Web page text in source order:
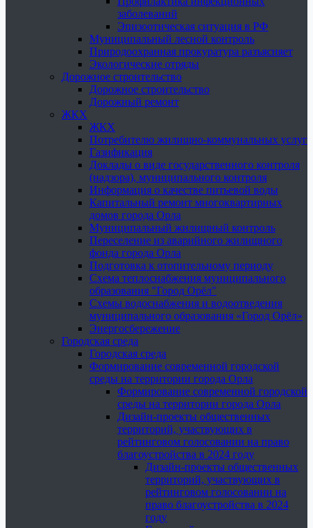
заболеваний
Эпизоотическая ситуация в РФ
Муниципальный лесной контроль
Природоохранная прокуратура разъясняет
Экологические отряды
Дорожное строительство
Дорожное строительство
Дорожный ремонт
ЖКХ
ЖКХ
Потребителю жилищно-коммунальных услуг
Газификация
Доклады о виде государственного контроля
(надзора), муниципального контроля
Информация о качестве питьевой воды
Капитальный ремонт многоквартирных
домов города Орла
Муниципальный жилищный контроль
Переселение из аварийного жилищного
фонда города Орла
Подготовка к отопительному периоду
Схема теплоснабжения муниципального
образования "Город Орёл"
Схемы водоснабжения и водоотведения
муниципального образования «Город Орёл»
Энергосбережение
Городская среда
Городская среда
Формирование современной городской
среды на территории города Орла
Формирование современной городской
среды на территории города Орла
Дизайн-проекты общественных
территорий, участвующих в
рейтинговом голосовании на право
благоустройства в 2024 году
Дизайн-проекты общественных
территорий, участвующих в
рейтинговом голосовании на
право благоустройства в 2024
году